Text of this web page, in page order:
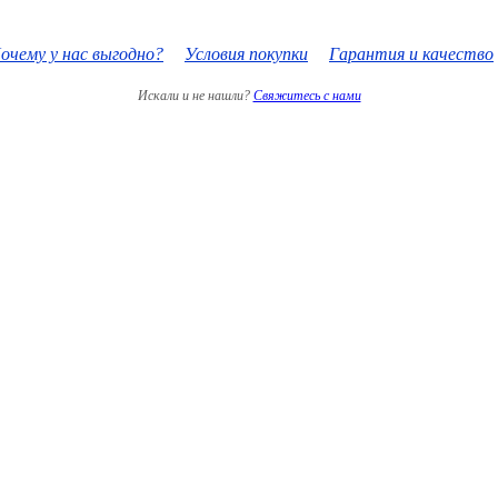
у нас выгодно? Условия покупки Гарантия и качество
Искали и не нашли? Свяжитесь с нами